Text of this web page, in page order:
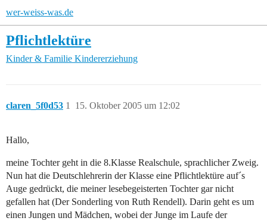
wer-weiss-was.de
Pflichtlektüre
Kinder & Familie Kindererziehung
claren_5f0d53 15. Oktober 2005 um 12:02
1
Hallo,
meine Tochter geht in die 8.Klasse Realschule, sprachlicher Zweig.
Nun hat die Deutschlehrerin der Klasse eine Pflichtlektüre auf´s
Auge gedrückt, die meiner lesebegeisterten Tochter gar nicht
gefallen hat (Der Sonderling von Ruth Rendell). Darin geht es um
einen Jungen und Mädchen, wobei der Junge im Laufe der